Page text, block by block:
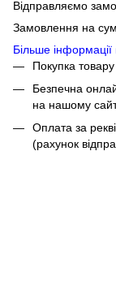
Відправляємо
Замовлення на
Більше інформації
Покупка
Безпечна
на нашому
Оплата за
(рахунок